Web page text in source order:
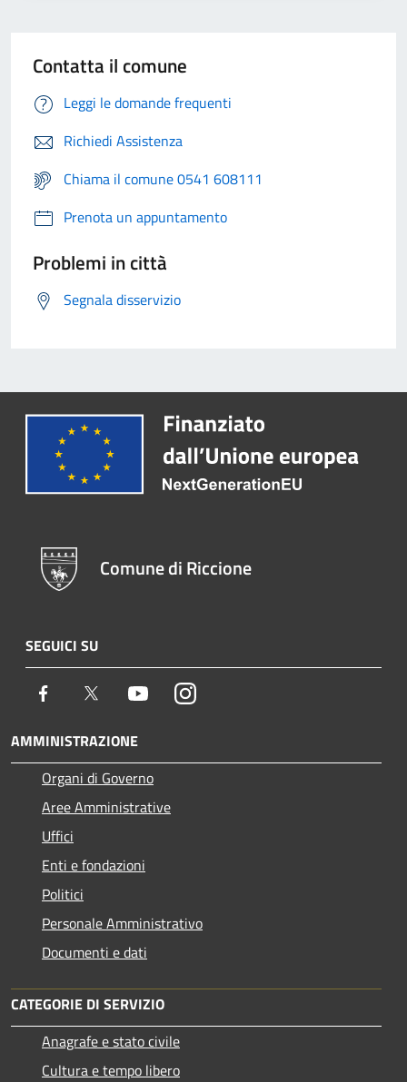
Contatta il comune
Leggi le domande frequenti
Richiedi Assistenza
Chiama il comune 0541 608111
Prenota un appuntamento
Problemi in città
Segnala disservizio
Comune di Riccione
SEGUICI SU
Facebook Twitter YoutubeInstagram
AMMINISTRAZIONE
Organi di Governo
Aree Amministrative
Uffici
Enti e fondazioni
Politici
Personale Amministrativo
Documenti e dati
CATEGORIE DI SERVIZIO
Anagrafe e stato civile
Cultura e tempo libero